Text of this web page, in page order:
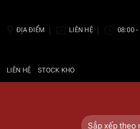
ĐỊA ĐIỂM LIÊN HỆ 08:00
LIÊN HỆ STOCK KHO